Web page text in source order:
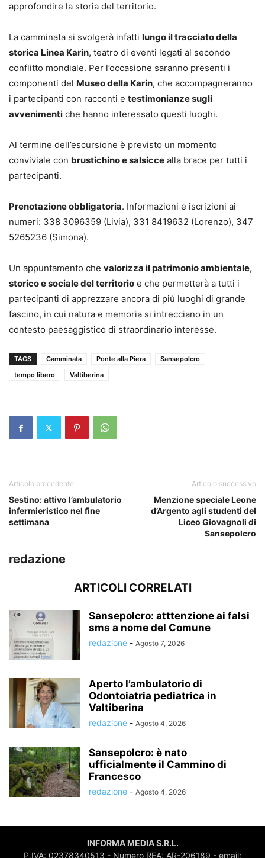
approfondire la storia del territorio.
La camminata si svolgerà infatti lungo il tracciato della
storica Linea Karin, teatro di eventi legati al secondo
conflitto mondiale. Per l’occasione saranno presenti i
componenti del Museo della Karin, che accompagneranno
i partecipanti con racconti e testimonianze sugli
avvenimenti che hanno interessato questi luoghi.
Al termine dell’escursione è previsto un momento
conviviale con brustichino e salsicce alla brace per tutti i
partecipanti.
Prenotazione obbligatoria. Informazioni e iscrizioni ai
numeri: 338 3096359 (Livia), 331 8419632 (Lorenzo), 347
5265236 (Simona).
Un appuntamento che valorizza il patrimonio ambientale,
storico e sociale del territorio e che permetterà a tutti i
partecipanti di apprezzare ancora di più luoghi di grande
fascino, in cui natura e memoria si intrecciano in un
contesto paesaggistico di straordinario interesse.
TAGS Camminata Ponte alla Piera
Sansepolcro
tempo libero
Valtiberina
Articolo precedente
Sestino: attivo l’ambulatorio
infermieristico nel fine
settimana
Articolo successivo
Menzione speciale Leone
d’Argento agli studenti del
Liceo Giovagnoli di
Sansepolcro
redazione
ARTICOLI CORRELATI
Sansepolcro: atttenzione ai falsi
sms a nome del Comune
redazione - Agosto 7, 2026
Aperto l’ambulatorio di
Odontoiatria pediatrica in
Valtiberina
redazione - Agosto 4, 2026
Sansepolcro: è nato
ufficialmente il Cammino di
Francesco
redazione - Agosto 4, 2026
INFORMA MEDIA S.R.L.
P.IVA: 02378340513 - Numero REA: AR-206189 - email: